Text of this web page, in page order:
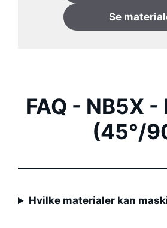
Se
FAQ - NB5X
(45°/
Hvilke materialer kan